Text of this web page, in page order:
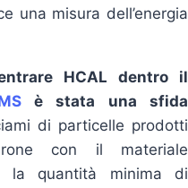
una misura dell’energia
HCAL dentro il
è stata una sfida
di particelle prodotti
con il materiale
la quantità minima di